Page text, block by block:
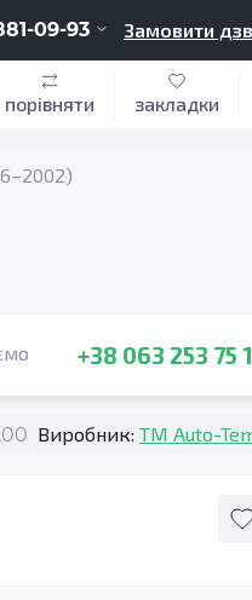
09-93 Замовити
порівняти закладки
+38 063 253 75
Виробник: TM Auto-